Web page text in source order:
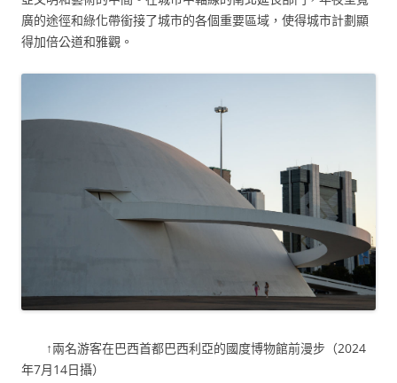
廣的途徑和綠化帶銜接了城市的各個重要區域，使得城市計劃顯
得加倍公道和雅觀。
↑兩名游客在巴西首都巴西利亞的國度博物館前漫步（2024
年7月14日攝）